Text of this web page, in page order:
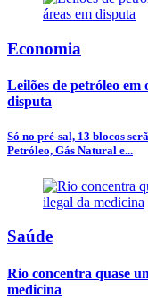
Economia
Leilões de petróleo
disputa
Só no pré-sal, 13 blocos
Petróleo, Gás Natural e...
Saúde
Rio concentra quase
medicina